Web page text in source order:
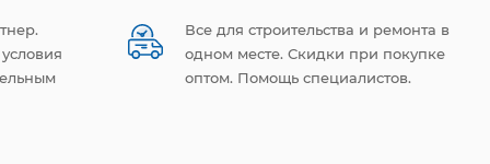
Все для строительства и ремонта в
одном месте. Скидки при покупке
оптом. Помощь специалистов.